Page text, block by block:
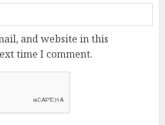
and website in this
time I comment.